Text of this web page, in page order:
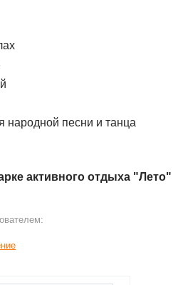
народной песни и танца
активного отдыха "Лето"